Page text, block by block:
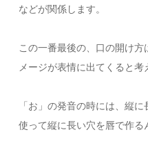
などが関係します。
この一番最後の、口の開け
メージが表情に出てくると考
「お」の発音の時には、縦
使って縦に長い穴を唇で作る